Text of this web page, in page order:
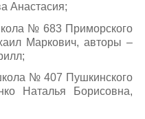
Анастасия;
№ 683 Приморского
Маркович, авторы –
№ 407 Пушкинского
Наталья Борисовна,